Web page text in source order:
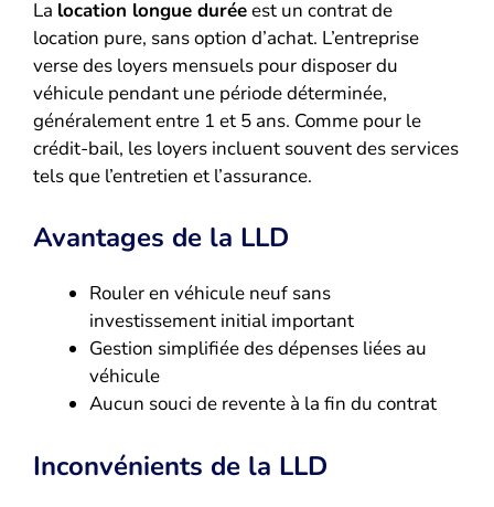
La location longue duréeest un contrat de
location pure, sans option d’achat. L’entreprise
verse des loyers mensuels pour disposer du
véhicule pendant une période déterminée,
généralement entre 1 et 5 ans. Comme pour le
crédit-bail, les loyers incluent souvent des services
tels que l’entretien et l’assurance.
Avantages de la LLD
Rouler en véhicule neuf sans
investissement initial important
Gestion simplifiée des dépenses liées au
véhicule
Aucun souci de revente à la fin du contrat
Inconvénients de la LLD